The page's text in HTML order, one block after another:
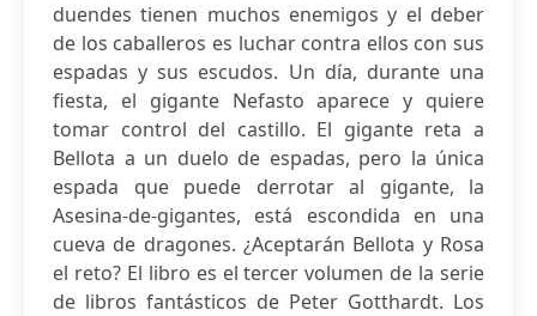
duendes tienen muchos enemigos y el deber
de los caballeros es luchar contra ellos con sus
espadas y sus escudos. Un día, durante una
fiesta, el gigante Nefasto aparece y quiere
tomar control del castillo. El gigante reta a
Bellota a un duelo de espadas, pero la única
espada que puede derrotar al gigante, la
Asesina-de-gigantes, está escondida en una
cueva de dragones. ¿Aceptarán Bellota y Rosa
el reto? El libro es el tercer volumen de la serie
de libros fantásticos de Peter Gotthardt. Los